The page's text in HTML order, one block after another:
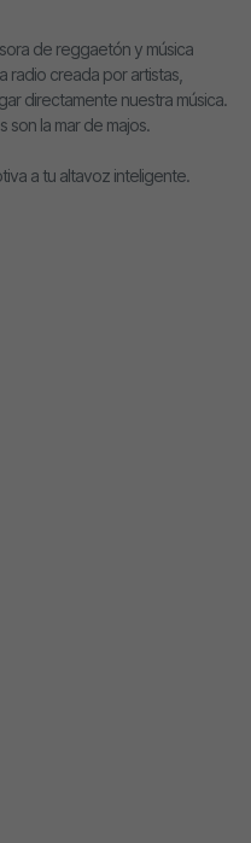
de reggaetón y música
radio creada por artistas,
directamente nuestra música.
son la mar de majos.
a tu altavoz inteligente.